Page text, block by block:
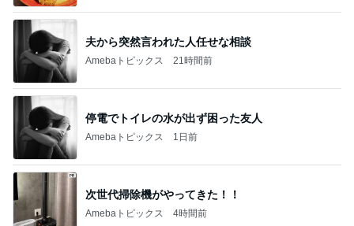
夫から突然言われた人任せな相談
Amebaトピックス 21時間前
停電でトイレの水が出ず困った友人
Amebaトピックス 1日前
次世代掃除機がやってきた！！
Amebaトピックス 4時間前